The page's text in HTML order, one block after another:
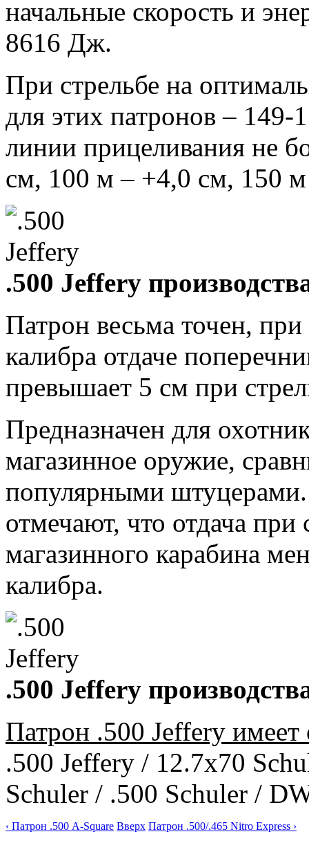
начальные скорость и
8616 Дж.
При стрельбе на
для этих патронов – 149-
линии прицеливания не
см, 100 м – +4,0 см, 150
.500 Jeffery
Патрон весьма точен,
калибра отдаче
превышает 5 см при
Предназначен для
магазинное оружие,
популярными
отмечают, что отдача при
магазинного карабина
калибра.
.500 Jeffery
Патрон .500 Jeffery имеет
.500 Jeffery / 12.7x70
Schuler / .500 Schuler /
‹ Патрон .500 A-Square Вверх Патрон .500/.465 Nitro Express ›